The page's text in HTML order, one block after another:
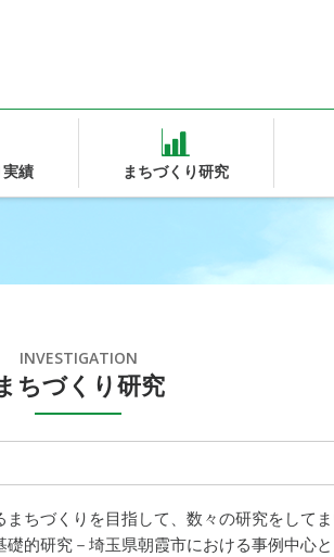
績 まちづくり研究
INVESTIGATION
ちづくり研究
ちづくりを目指して、数々の研究をして
的研究－埼玉県朝霞市における事例中心